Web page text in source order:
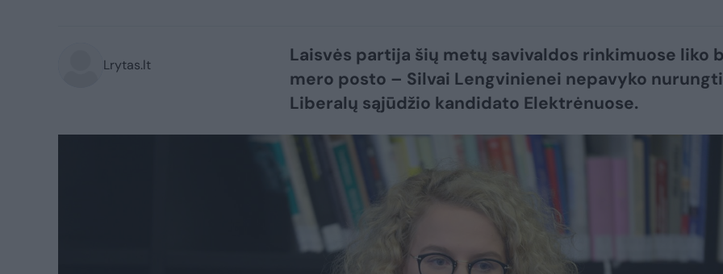
Lrytas.lt
Laisvės partija šių metų savivaldos rinkimuose liko
mero posto – Silvai Lengvinienei nepavyko nurungti
Liberalų sąjūdžio kandidato Elektrėnuose.